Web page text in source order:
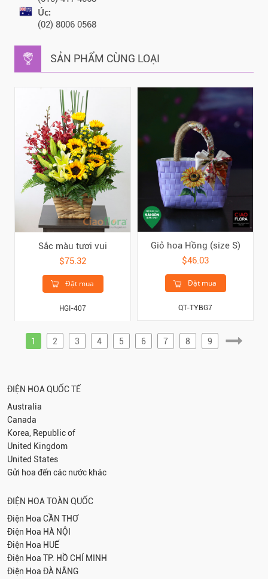
Úc:
(02) 8006 0568
SẢN PHẨM CÙNG LOẠI
Sắc màu tươi vui
$75.32
Đặt mua
HGI-407
Giỏ hoa Hồng (size S)
$46.03
Đặt mua
QT-TYBG7
1 2 3 4 5 6 7 8 9
ĐIỆN HOA QUỐC TẾ
Australia
Canada
Korea, Republic of
United Kingdom
United States
Gửi hoa đến các nước khác
ĐIỆN HOA TOÀN QUỐC
Điện Hoa CẦN THƠ
Điện Hoa HÀ NỘI
Điện Hoa HUẾ
Điện Hoa TP. HỒ CHÍ MINH
Điện Hoa ĐÀ NẴNG